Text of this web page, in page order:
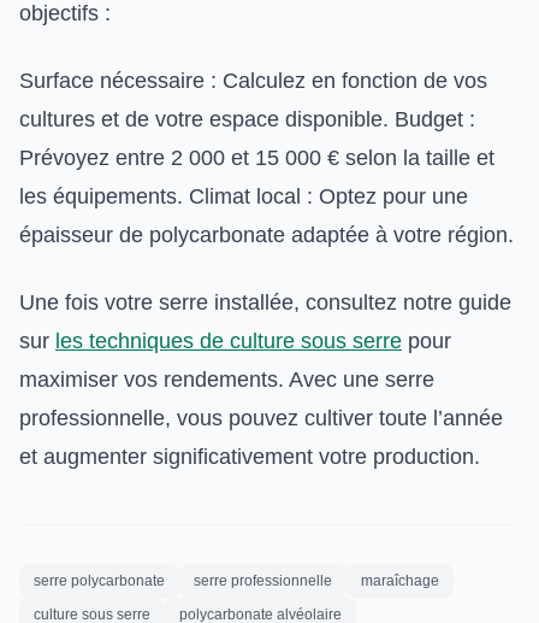
objectifs :
Surface nécessaire : Calculez en fonction de vos
cultures et de votre espace disponible. Budget :
Prévoyez entre 2 000 et 15 000 € selon la taille et
les équipements. Climat local : Optez pour une
épaisseur de polycarbonate adaptée à votre région.
Une fois votre serre installée, consultez notre guide
sur les techniques de culture sous serre pour
maximiser vos rendements. Avec une serre
professionnelle, vous pouvez cultiver toute l’année
et augmenter significativement votre production.
serre polycarbonate serre professionnelle
maraîchage
culture sous serre
polycarbonate alvéolaire